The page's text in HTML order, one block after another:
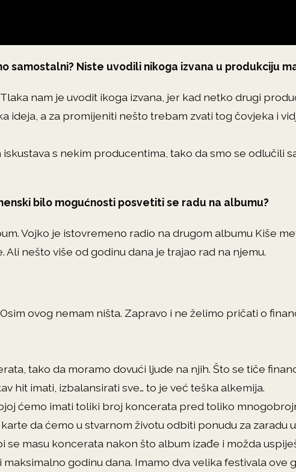
samostalni? Niste uvodili nikoga izvana u produkciju
Tlaka nam je uvodit ikoga izvana, jer kad netko drugi
ideja, a za promijeniti nešto trebam zvati tog čovjeka i
s nekim producentima, tako da smo se odlučili
bilo mogućnosti posvetiti se radu na albumu?
Vojko je istovremeno radio na drugom albumu Kiše
Ali nešto više od godinu dana je trajao rad na njemu.
ovog nemam ništa. Zapravo i ne želimo pričati o
tako da moramo dovući ljude na njih. Što se tiče
hit imati, izbalansirati sve… to je već teška alkemija.
ćemo imati toliki broj koncerata pred toliko
da ćemo u stvarnom životu odbiti ponudu za zaradu
se masu koncerata nakon što album izađe i možda
godinu dana. Imamo dva velika festivala ove